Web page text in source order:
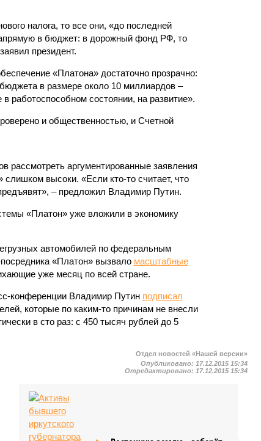
налога, то все они, «до последней
в бюджет: в дорожный фонд РФ, то
президент.
«Платона» достаточно прозрачно:
в размере около 10 миллиардов –
работоспособном состоянии, на развитие».
и общественностью, и Счетной
рассмотреть аргументированные заявления
высоки. «Если кто-то считает, что
– предложил Владимир Путин.
«Платон» уже вложили в экономику
автомобилей по федеральным
«Платон» вызвало масштабные
уже месяц по всей стране.
конференции Владимир Путин подписал
которые по каким-то причинам не внесли
в сто раз: с 450 тысяч рублей до 5
Отдел новостей «Нашей версии»
Опубликовано: 17.12.2015 15:34
Отредактировано: 17.12.2015 15:34